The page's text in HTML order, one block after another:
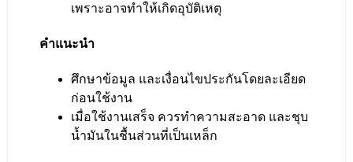
เพราะอาจทำให้เกิดอุบัติเหตุ
คำแนะนำ
ศึกษาข้อมูล และเงื่อนไขประกันโดยละเอียด
ก่อนใช้งาน
เมื่อใช้งานเสร็จ ควรทำความสะอาด และชุบ
น้ำมันในชื้นส่วนที่เป็นเหล็ก